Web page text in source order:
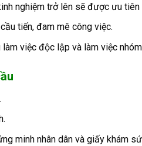
nghiệm trở lên sẽ được ưu
tiến, đam mê công việc.
làm việc độc lập và làm việc
minh nhân dân và giấy khám